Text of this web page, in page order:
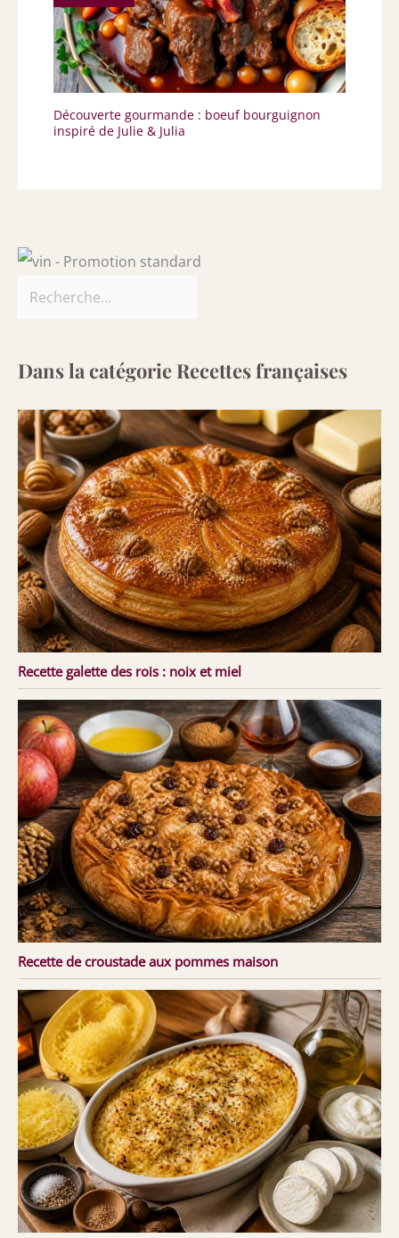
Découverte gourmande : boeuf bourguignon
inspiré de Julie & Julia
Dans la catégorie Recettes françaises
Recette galette des rois : noix et miel
Recette de croustade aux pommes maison